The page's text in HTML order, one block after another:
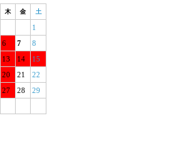
木 金 土
1
6 7
8
13 14
15
20 21
22
27 28
29